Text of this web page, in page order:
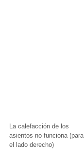
La calefacción de los
asientos no funciona (para
el lado derecho)